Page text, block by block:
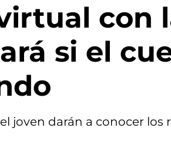
con
si el
joven darán a conocer los